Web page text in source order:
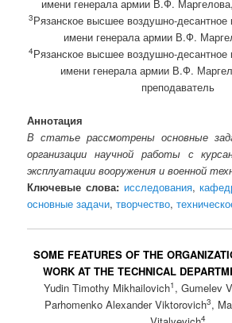
имени генерала армии В.Ф.
3Рязанское высшее воздушно-
имени генерала армии В.Ф.
4Рязанское высшее воздушно-
имени генерала армии В.Ф.
преподаватель
Аннотация
В статье рассмотрены основные
организации научной работы с
эксплуатации вооружения и военной
Ключевые слова: исследования,
основные задачи,творчество,
SOME FEATURES OF THE
WORK AT THE TECHNICAL
Yudin Timothy Mikhailovich1 , Gumelev
Parhomenko Alexander Viktorovich3,
4